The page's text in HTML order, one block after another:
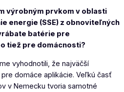
výrobným prvkom v oblasti
energie (SSE) z obnoviteľných
batérie pre
tiež pre domácnosti?
vyhodnotili, že najväčší
domáce aplikácie. Veľkú časť
v Nemecku tvoria samotné